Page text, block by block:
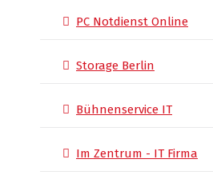
PC Notdienst Online
Storage Berlin
Bühnenservice IT
Im Zentrum - IT Firma